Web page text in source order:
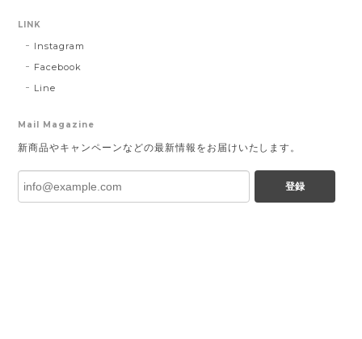
LINK
Instagram
Facebook
Line
Mail Magazine
新商品やキャンペーンなどの最新情報をお届けいたします。
登録